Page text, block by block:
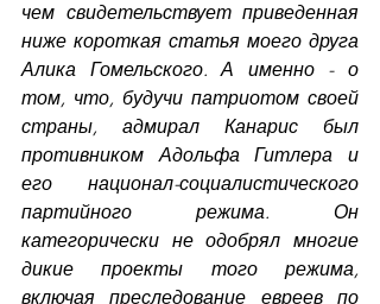
чем свидетельствует приведенная
ниже короткая статья моего друга
Алика Гомельского. А именно - о
том, что, будучи патриотом своей
страны, адмирал Канарис был
противником Адольфа Гитлера и
его национал-социалистического
партийного режима. Он
категорически не одобрял многие
дикие проекты того режима,
включая преследование евреев по